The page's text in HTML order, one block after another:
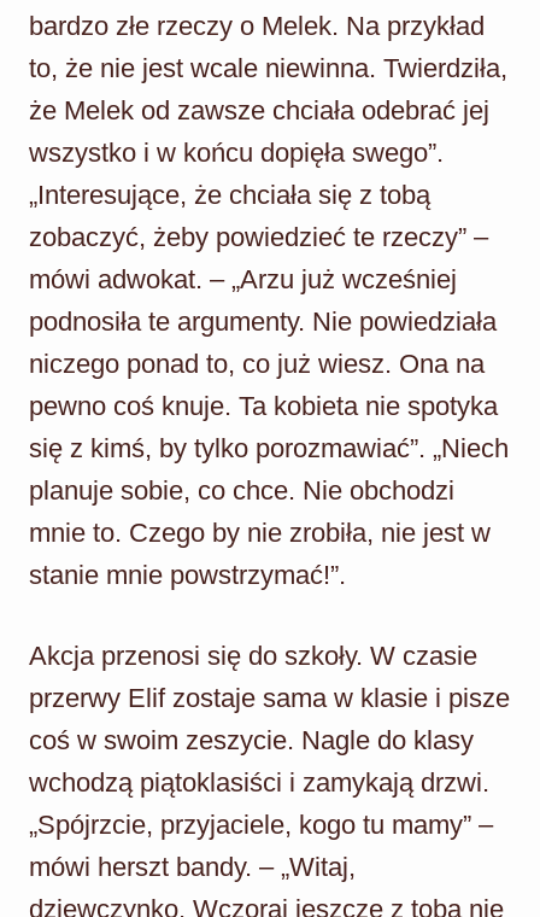
bardzo złe rzeczy o Melek. Na przykład
to, że nie jest wcale niewinna. Twierdziła,
że Melek od zawsze chciała odebrać jej
wszystko i w końcu dopięła swego”.
„Interesujące, że chciała się z tobą
zobaczyć, żeby powiedzieć te rzeczy” –
mówi adwokat. – „Arzu już wcześniej
podnosiła te argumenty. Nie powiedziała
niczego ponad to, co już wiesz. Ona na
pewno coś knuje. Ta kobieta nie spotyka
się z kimś, by tylko porozmawiać”. „Niech
planuje sobie, co chce. Nie obchodzi
mnie to. Czego by nie zrobiła, nie jest w
stanie mnie powstrzymać!”.
Akcja przenosi się do szkoły. W czasie
przerwy Elif zostaje sama w klasie i pisze
coś w swoim zeszycie. Nagle do klasy
wchodzą piątoklasiści i zamykają drzwi.
„Spójrzcie, przyjaciele, kogo tu mamy” –
mówi herszt bandy. – „Witaj,
dziewczynko. Wczoraj jeszcze z tobą nie